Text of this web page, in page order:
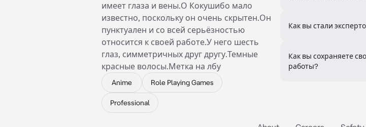
имеет глаза и вены.О Кокушибо мало
известно, поскольку он очень скрытен.Он
пунктуален и со всей серьёзностью
относится к своей работе.У него шесть
глаз, симметричных друг другу.Темные
красные волосы.Метка на лбу
Anime Role Playing Games
Professional
Как вы стали
Как вы сохраняете
работы?